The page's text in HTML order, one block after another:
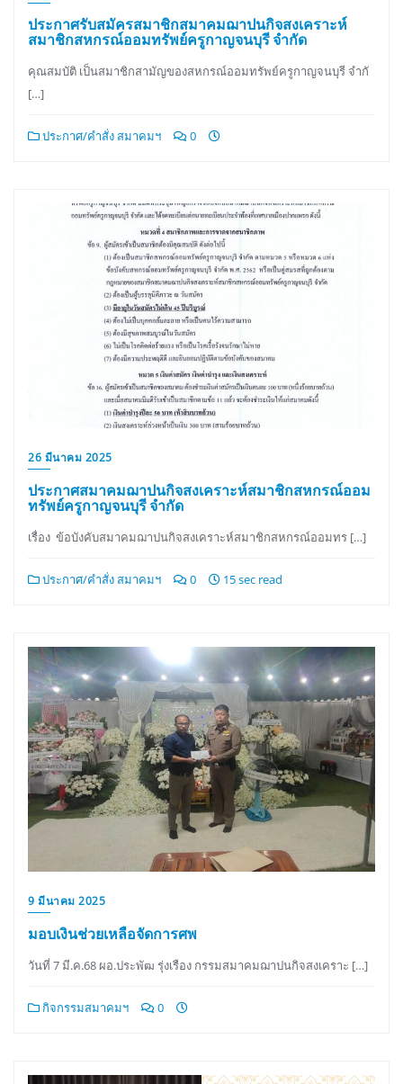
ประกาศรับสมัครสมาชิกสมาคมฌาปนกิจสงเคราะห์
สมาชิกสหกรณ์ออมทรัพย์ครูกาญจนบุรี จำกัด
คุณสมบัติ เป็นสมาชิกสามัญของสหกรณ์ออมทรัพย์ครูกาญจนบุรี จำกั
[…]
ประกาศ/คำสั่ง สมาคมฯ 0
26 มีนาคม 2025
ประกาศสมาคมฌาปนกิจสงเคราะห์สมาชิกสหกรณ์ออม
ทรัพย์ครูกาญจนบุรี จำกัด
เรื่อง ข้อบังคับสมาคมฌาปนกิจสงเคราะห์สมาชิกสหกรณ์ออมทร […]
ประกาศ/คำสั่ง สมาคมฯ 0 15 sec read
9 มีนาคม 2025
มอบเงินช่วยเหลือจัดการศพ
วันที่ 7 มี.ค.68 ผอ.ประพัฒ รุ่งเรือง กรรมสมาคมฌาปนกิจสงเคราะ […]
กิจกรรมสมาคมฯ 0